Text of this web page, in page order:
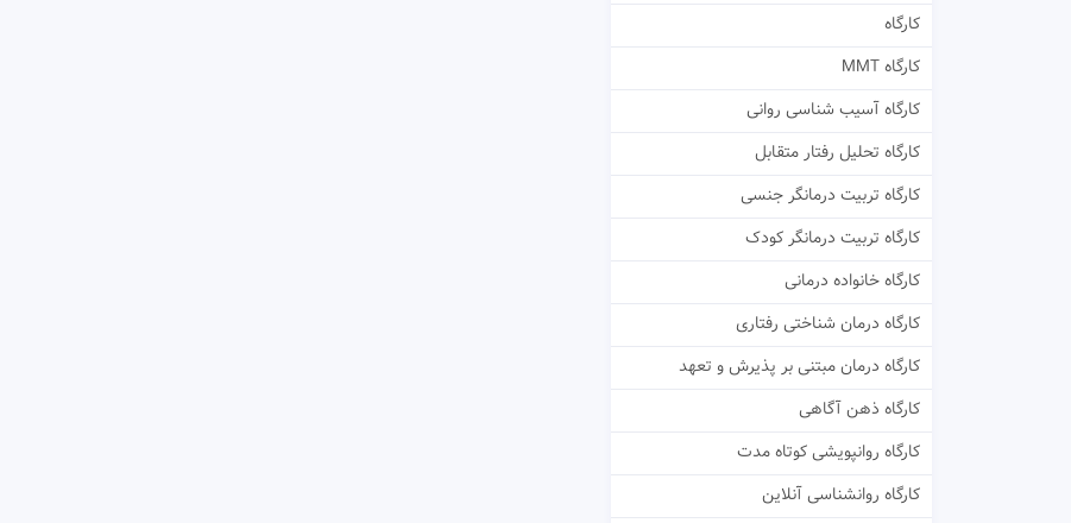
کارگاه
کارگاه MMT
کارگاه آسیب شناسی روانی
کارگاه تحلیل رفتار متقابل
کارگاه تربیت درمانگر جنسی
کارگاه تربیت درمانگر کودک
کارگاه خانواده درمانی
کارگاه درمان شناختی رفتاری
کارگاه درمان مبتنی بر پذیرش و تعهد
کارگاه ذهن آگاهی
کارگاه روانپویشی کوتاه مدت
کارگاه روانشناسی آنلاین